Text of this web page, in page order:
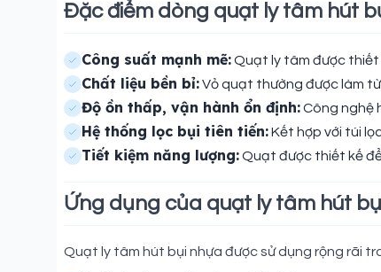
Đặc điểm dòng quạt ly tâm hút
Công suất mạnh mẽ:Quạt ly tâm được thiết
Chất liệu bền bỉ:Vỏ quạt thường được làm
Độ ồn thấp, vận hành ổn định:Công nghệ
Hệ thống lọc bụi tiên tiến:Kết hợp với túi
Tiết kiệm năng lượng:Quạt được thiết kế
Ứng dụng của quạt ly tâm hút
Quạt ly tâm hút bụi nhựa được sử dụng rộng rãi